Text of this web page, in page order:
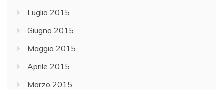
Luglio 2015
Giugno 2015
Maggio 2015
Aprile 2015
Marzo 2015